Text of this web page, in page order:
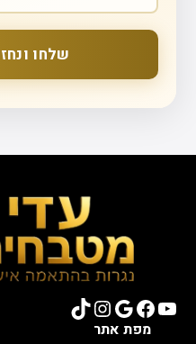
שלחו
YouTube
Facebook
Google
Instagram
TikTok
מפת אתר